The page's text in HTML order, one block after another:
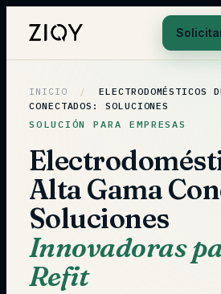
INICIO /
ELECTRODOMÉSTICOS
CONECTADOS: SOLUCIONES
SOLUCIÓN PARA EMPRESAS
Alta Gama
Soluciones
Innovadoras
Refit